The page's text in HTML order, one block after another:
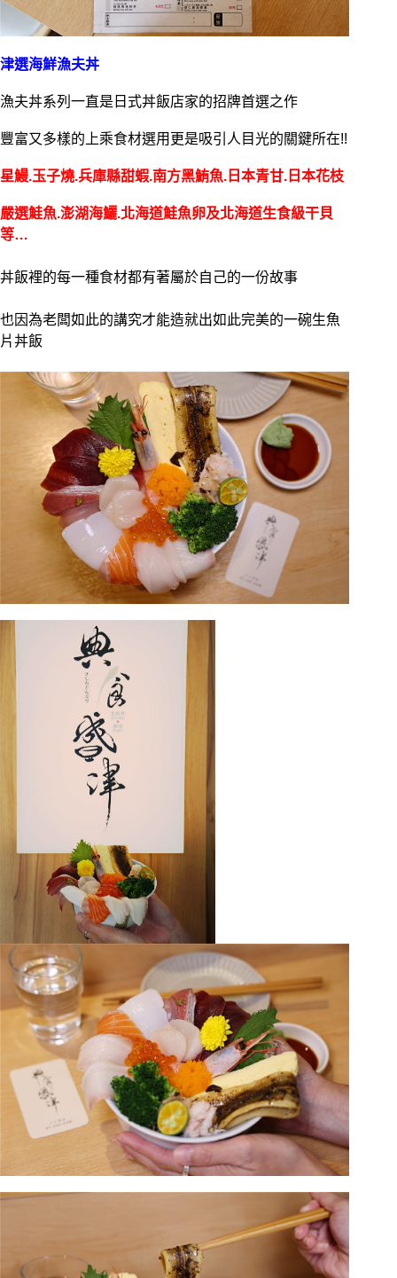
津選海鮮漁夫丼
漁夫丼系列一直是日式丼飯店家的招牌首選之作
豐富又多樣的上乘食材選用更是吸引人目光的關鍵所在!!
星鰻.玉子燒.兵庫縣甜蝦.南方黑鮪魚.日本青甘.日本花枝
嚴選鮭魚.澎湖海鱺.北海道鮭魚卵及北海道生食級干貝
等…
丼飯裡的每一種食材都有著屬於自己的一份故事
也因為老闆如此的講究才能造就出如此完美的一碗生魚
片丼飯